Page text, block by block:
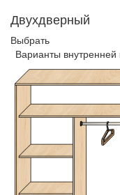
Двухдверный
Выбрать
Варианты внутренней